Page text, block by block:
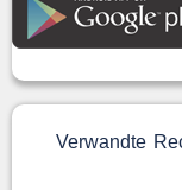
Verwandte